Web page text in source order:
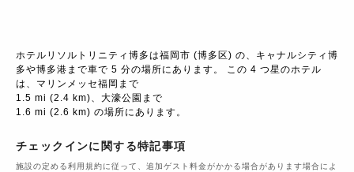
ホテルリソルトリニティ博多は福岡市 (博多区) の、キャナルシティ博
多や博多港まで車で 5 分の場所にあります。 この 4 つ星のホテル
は、マリンメッセ福岡まで
1.5 mi (2.4 km)、大濠公園まで
1.6 mi (2.6 km) の場所にあります。
チェックインに関する特記事項
施設の定める利用規約に従って、追加ゲスト料金がかかる場合があります場合によ